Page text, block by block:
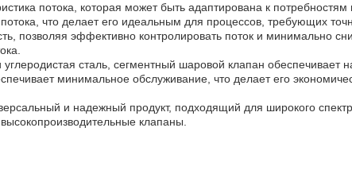
потока, которая может быть адаптирована к
что делает его идеальным для процессов, требующих
позволяя эффективно контролировать поток и минимально
сталь, сегментный шаровой клапан обеспечивает
минимальное обслуживание, что делает его
и надежный продукт, подходящий для широкого
клапаны.